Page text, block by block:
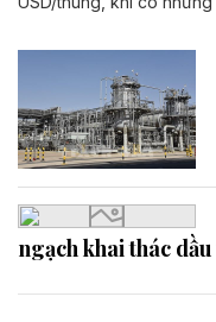
ngạch khai thác